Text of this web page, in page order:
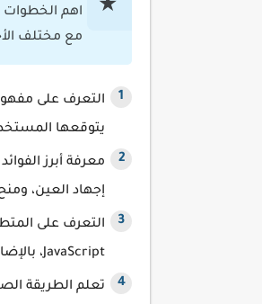
اهم الخطوات
مع مختلف
التعرف على
يتوقعها
معرفة أبرز
إجهاد العين،
JavaScript، بالإضافة إلى كيفية تنظيم ملفات المشروع بشكل صحيح.
تعلم الطريقة